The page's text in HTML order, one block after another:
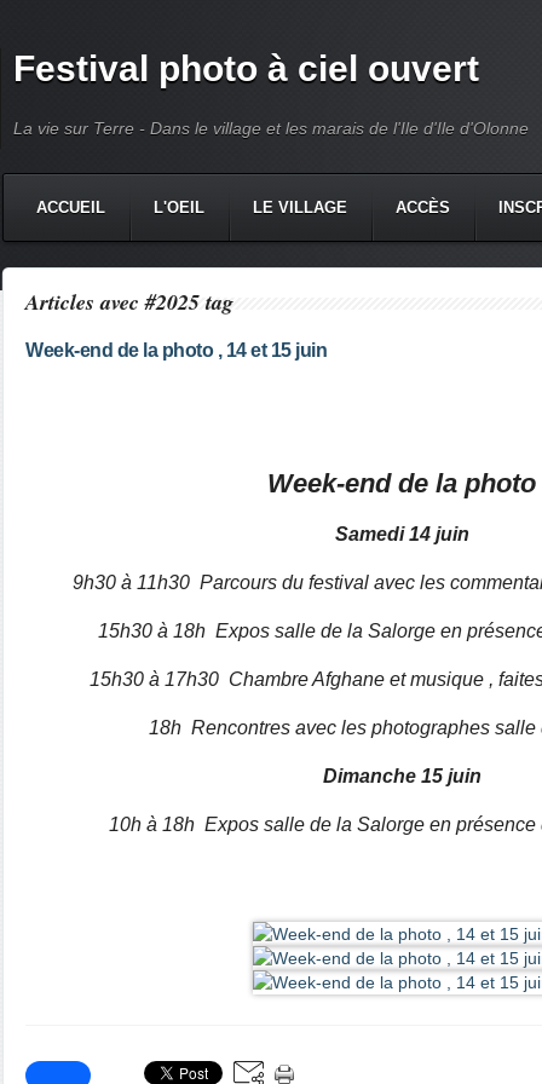
Festival photo à ciel ouvert
La vie sur Terre - Dans le village et les marais de l'Ile d'Ile d'Olonne
ACCUEIL L'OEIL LE VILLAGE ACCÈS
Articles avec #2025 tag
Week-end de la photo , 14 et 15 juin
Week-end de la photo
Samedi 14 juin
9h30 à 11h30 Parcours du festival avec les
15h30 à 18h Expos salle de la Salorge en
15h30 à 17h30 Chambre Afghane et musique ,
18h Rencontres avec les photographes salle
Dimanche 15 juin
10h à 18h Expos salle de la Salorge en présence